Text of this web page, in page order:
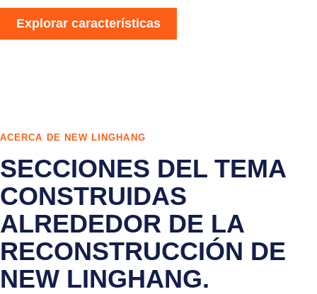
Explorar características
ACERCA DE NEW LINGHANG
SECCIONES DEL TEMA
CONSTRUIDAS
ALREDEDOR DE LA
RECONSTRUCCIÓN DE
NEW LINGHANG.